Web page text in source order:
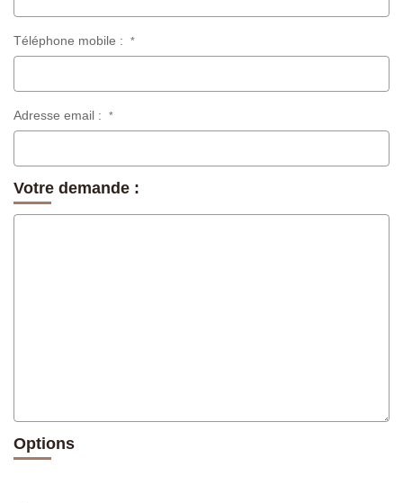
Téléphone mobile : *
Adresse email : *
Votre demande :
Options